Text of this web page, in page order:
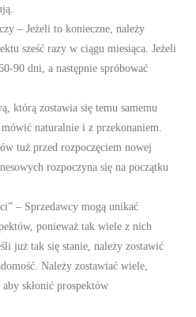
– Jeżeli to konieczne, należy
sześć razy w ciągu miesiąca. Jeżeli
90 dni, a następnie spróbować
którą zostawia się temu samemu
naturalnie i z przekonaniem.
tuż przed rozpoczęciem nowej
rozpoczyna się na początku
– Sprzedawcy mogą unikać
ponieważ tak wiele z nich
już tak się stanie, należy zostawić
Należy zostawiać wiele,
skłonić prospektów